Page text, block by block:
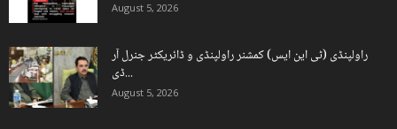
August 5, 2026
راولپنڈی (ٹی این ایس) کمشنر راولپنڈی و ڈائریکٹر جنرل آر
ڈی...
August 5, 2026